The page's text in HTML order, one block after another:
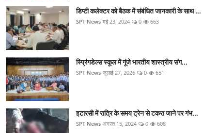
डिप्टी कलेक्टर को बैठक में संबंधित जानकारी के साथ ...
SPT News मई 23, 2024 0 663
स्प्रिंगडेल्स स्कूल में गूंजे भारतीय शास्त्रीय संग...
SPT News जुलाई 27, 2026 0 651
इटारसी में रात्रि के समय ट्रेन से टकरा जाने पर गंभ...
SPT News अगस्त 15, 2024 0 608